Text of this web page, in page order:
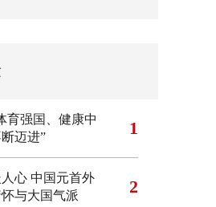
育强国、健康中
迈进”
1
心 中国元首外
与大国气派
2